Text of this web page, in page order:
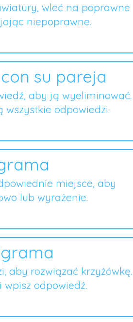
wleć na poprawne
niepoprawne.
su pareja
aby ją wyeliminować.
wszystkie odpowiedzi.
miejsce, aby
lub wyrażenie.
aby rozwiązać krzyżówkę.
wpisz odpowiedź.